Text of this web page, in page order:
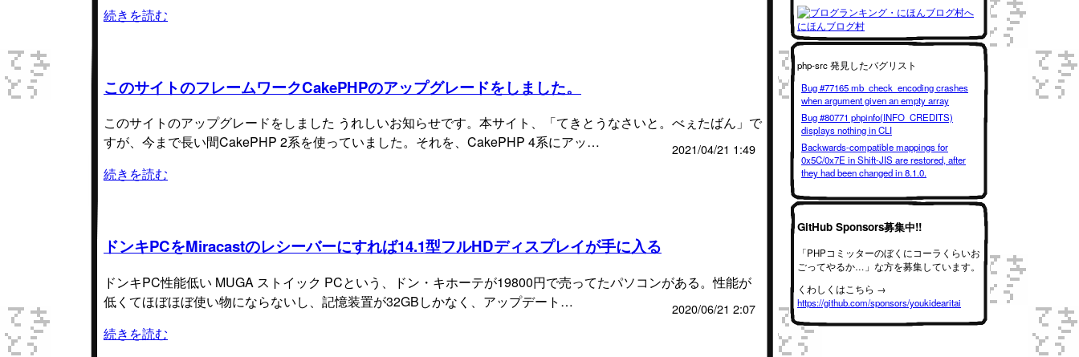
続きを読む
このサイトのフレームワークCakePHPのアップグレードをしました。
このサイトのアップグレードをしました うれしいお知らせです。本サイト、「てきとうなさいと。べぇたばん」で
すが、今まで長い間CakePHP 2系を使っていました。それを、CakePHP 4系にアッ…
2021/04/21 1:49
続きを読む
ドンキPCをMiracastのレシーバーにすれば14.1型フルHDディスプレイが手に入る
ドンキPC性能低い MUGA ストイック PCという、ドン・キホーテが19800円で売ってたパソコンがある。性能が
低くてほぼほぼ使い物にならないし、記憶装置が32GBしかなく、アップデート…
2020/06/21 2:07
続きを読む
にほんブログ村
php-src 発見したバグリスト
Bug #77165 mb_check_encoding crashes
when argument given an empty array
Bug #80771 phpinfo(INFO_CREDITS)
displays nothing in CLI
Backwards-compatible mappings for
0x5C/0x7E in Shift-JIS are restored, after
they had been changed in 8.1.0.
GitHub Sponsors募集中!!
「PHPコミッターのぼくにコーラくらいお
ごってやるか…」な方を募集しています。
くわしくはこちら →
https://github.com/sponsors/youkidearitai